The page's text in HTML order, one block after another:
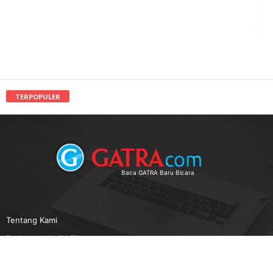
TERPOPULER
Baca GATRA Baru Bicara
Tentang Kami
Pedoman Media Siber